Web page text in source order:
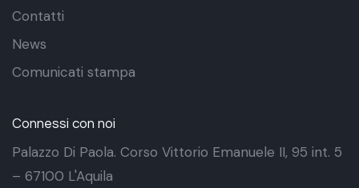
Contatti
News
Comunicati stampa
Connessi con noi
Palazzo Di Paola. Corso Vittorio Emanuele II, 95 int. 5
– 67100 L'Aquila